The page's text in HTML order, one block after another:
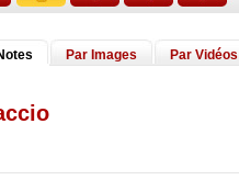
Par Images Par Vidéos